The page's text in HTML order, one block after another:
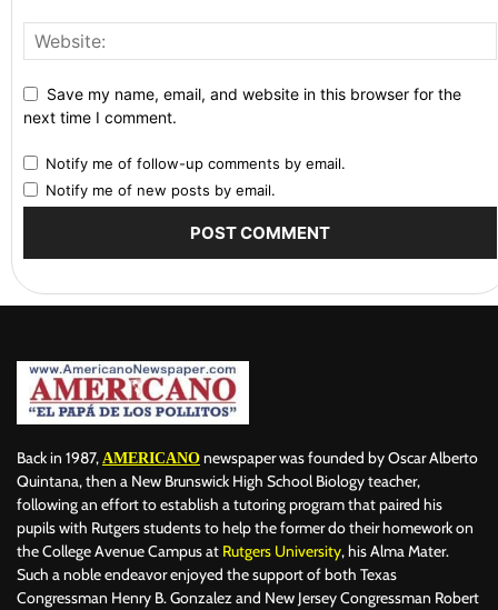
Save my name, email, and website in this browser for the
next time I comment.
Notify me of follow-up comments by email.
Notify me of new posts by email.
Back in 1987, AMERICANO newspaper was founded by Oscar Alberto
Quintana, then a New Brunswick High School Biology teacher,
following an effort to establish a tutoring program that paired his
pupils with Rutgers students to help the former do their homework on
the College Avenue Campus at Rutgers University, his Alma Mater.
Such a noble endeavor enjoyed the support of both Texas
Congressman Henry B. Gonzalez and New Jersey Congressman Robert